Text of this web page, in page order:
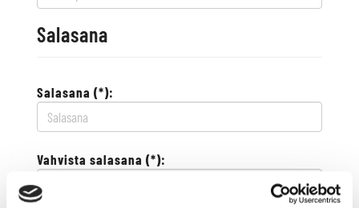
Salasana
Salasana (*):
Vahvista salasana (*):